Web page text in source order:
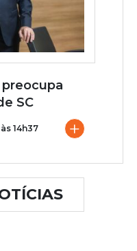
preocupa
SC
14h37 +